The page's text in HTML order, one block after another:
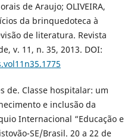
de Araujo; OLIVEIRA,
da brinquedoteca à
de literatura. Revista
v. 11, n. 35, 2013. DOI:
de. Classe hospitalar: um
e inclusão da
Internacional “Educação e
SE/Brasil. 20 a 22 de